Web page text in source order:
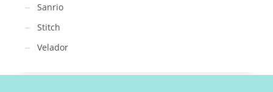
Sanrio
Stitch
Velador